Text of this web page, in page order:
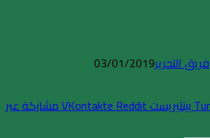
فريق التحرير03/01/2019
بينتيريست
مشاركة عبر